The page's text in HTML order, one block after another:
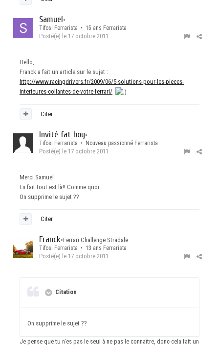
Samuel•
Tifosi Ferrarista • 15 ans Ferrarista
Posté(e) le 17 octobre 2011
Hello,
Franck a fait un article sur le sujet :
http://www.racingdrivers.fr/2009/06/5-solutions-pour-les-pieces-
interieures-collantes-de-votre-ferrari/
Citer
Invité fat boy•
Tifosi Ferrarista • Nouveau passionné Ferrarista
Posté(e) le 17 octobre 2011
Merci Samuel
En fait tout est là!! Comme quoi..
On supprime le sujet ??
Citer
Franck•Ferrari Challenge Stradale
Tifosi Ferrarista • 13 ans Ferrarista
Posté(e) le 17 octobre 2011
Citation
On supprime le sujet ??
Je pense que tu n'es pas le seul à ne pas le connaître, donc cela fait un